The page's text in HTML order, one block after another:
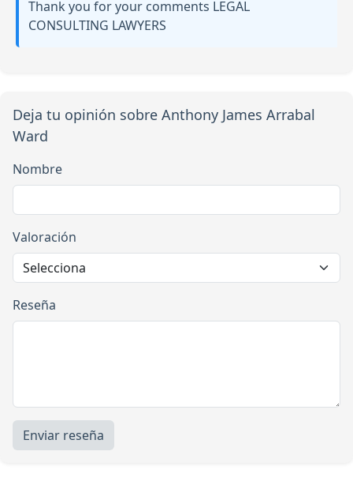
Thank you for your comments LEGAL
CONSULTING LAWYERS
Deja tu opinión sobre Anthony James Arrabal
Ward
Nombre
Valoración
Reseña
Enviar reseña